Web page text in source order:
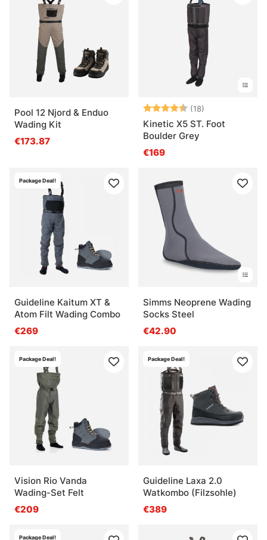
Pool 12 Njord & Enduo
Wading Kit
€173.87
Bewertung:(18)
Kinetic X5 ST. Foot
Boulder Grey
€169
Package Deal!
Guideline Kaitum XT &
Atom Filt Wading Combo
€269
Simms Neoprene Wading
Socks Steel
€42.90
Package Deal!
Vision Rio Vanda
Wading-Set Felt
€209
Package Deal!
Guideline Laxa 2.0
Watkombo (Filzsohle)
€389
Package Deal!